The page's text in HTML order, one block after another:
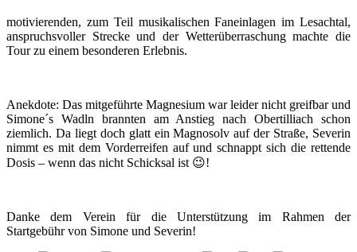
motivierenden, zum Teil musikalischen Faneinlagen im Lesachtal,
anspruchsvoller Strecke und der Wetterüberraschung machte die
Tour zu einem besonderen Erlebnis.
Anekdote: Das mitgeführte Magnesium war leider nicht greifbar und
Simone´s Wadln brannten am Anstieg nach Obertilliach schon
ziemlich. Da liegt doch glatt ein Magnosolv auf der Straße, Severin
nimmt es mit dem Vorderreifen auf und schnappt sich die rettende
Dosis – wenn das nicht Schicksal ist 😉!
Danke dem Verein für die Unterstützung im Rahmen der
Startgebühr von Simone und Severin!